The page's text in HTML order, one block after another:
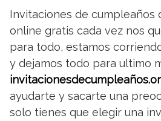
Invitaciones de cumpleaños
online gratis cada vez nos
para todo, estamos
y dejamos todo para ultimo
ayudarte y sacarte una
solo tienes que elegir una